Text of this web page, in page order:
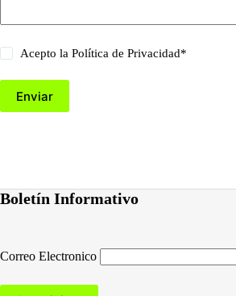
Acepto laPolítica de Privacidad*
Enviar
Boletín Informativo
Correo Electronico